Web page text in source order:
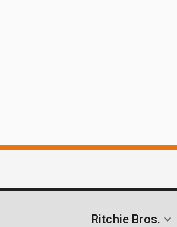
Ritchie Bros.